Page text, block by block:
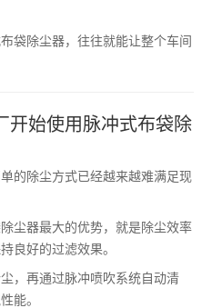
袋除尘器，往往就能让整个车间
开始使用脉冲式布袋除
的除尘方式已经越来越难满足现
尘器最大的优势，就是除尘效率
良好的过滤效果。
，再通过脉冲喷吹系统自动清
能。